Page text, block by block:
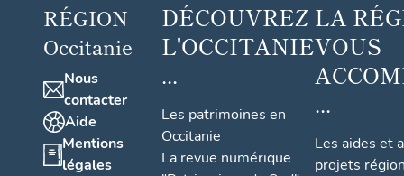
RÉGION
Occitanie
Nous
contacter
Aide
Mentions
légales
DÉCOUVREZ
L'OCCITANIE
...
Les patrimoines en
Occitanie
La revue numérique
LA
VOUS
...
Les aides et
projets